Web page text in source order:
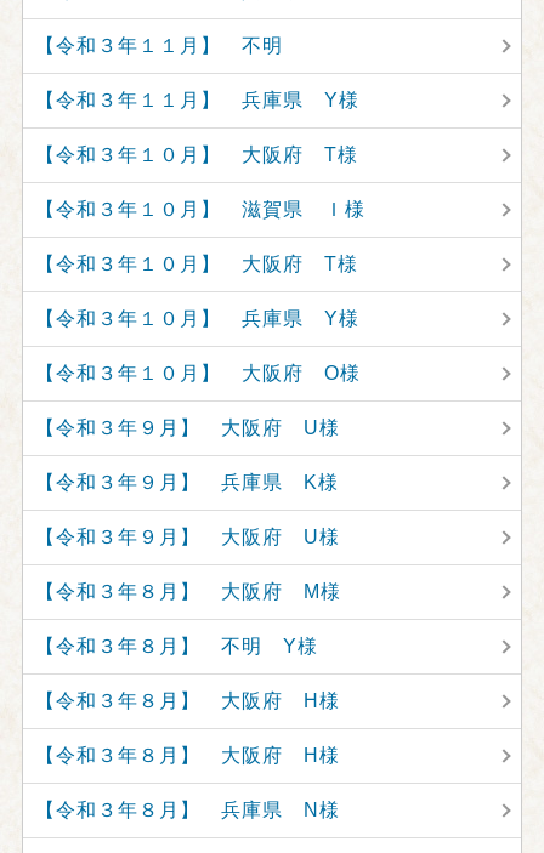
【令和３年１１月】 不明
【令和３年１１月】 兵庫県 Y様
【令和３年１０月】 大阪府 T様
【令和３年１０月】 滋賀県 Ｉ様
【令和３年１０月】 大阪府 T様
【令和３年１０月】 兵庫県 Y様
【令和３年１０月】 大阪府 O様
【令和３年９月】 大阪府 U様
【令和３年９月】 兵庫県 K様
【令和３年９月】 大阪府 U様
【令和３年８月】 大阪府 M様
【令和３年８月】 不明 Y様
【令和３年８月】 大阪府 H様
【令和３年８月】 大阪府 H様
【令和３年８月】 兵庫県 N様